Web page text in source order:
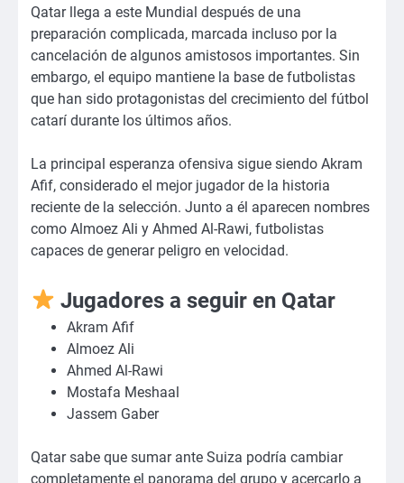
Qatar llega a este Mundial después de una
preparación complicada, marcada incluso por la
cancelación de algunos amistosos importantes. Sin
embargo, el equipo mantiene la base de futbolistas
que han sido protagonistas del crecimiento del fútbol
catarí durante los últimos años.
La principal esperanza ofensiva sigue siendo Akram
Afif, considerado el mejor jugador de la historia
reciente de la selección. Junto a él aparecen nombres
como Almoez Ali y Ahmed Al-Rawi, futbolistas
capaces de generar peligro en velocidad.
Jugadores a seguir en Qatar
Akram Afif
Almoez Ali
Ahmed Al-Rawi
Mostafa Meshaal
Jassem Gaber
Qatar sabe que sumar ante Suiza podría cambiar
completamente el panorama del grupo y acercarlo a